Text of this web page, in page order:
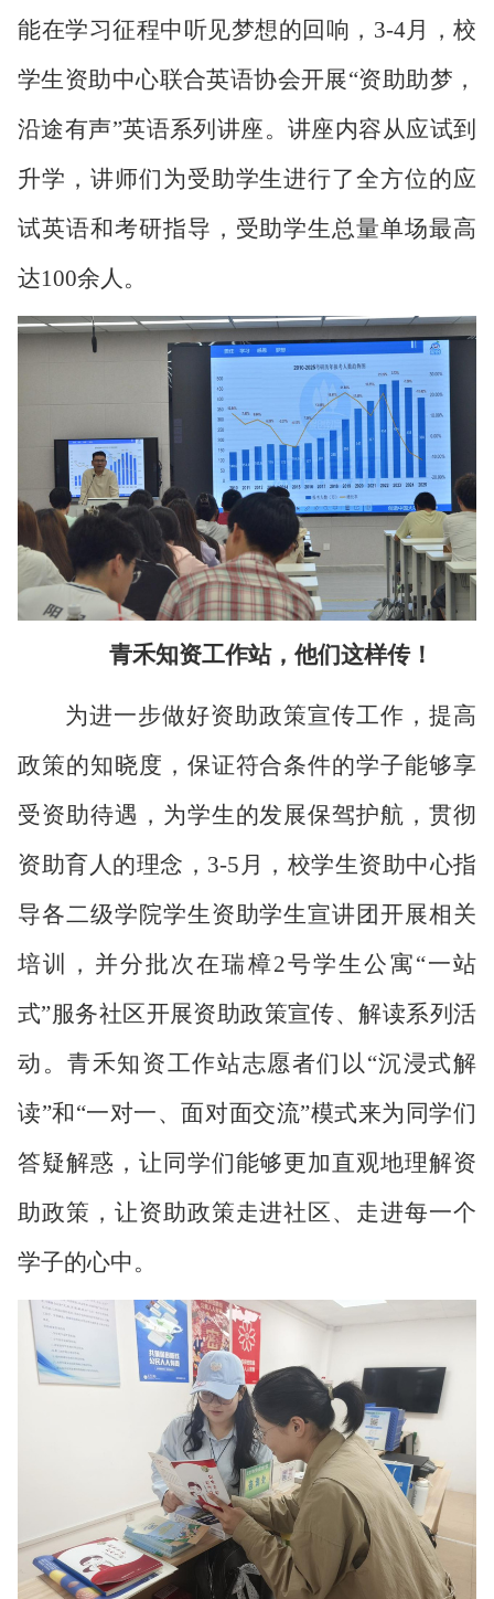
能在学习征程中听见梦想的回响 ， 3-4月，校
学生资助中心联合英语协会开展“资助助梦，
沿途有声”英语系列讲座。讲座内容从应试到
升学，讲师们为受助学生进行了全方位的应
试英语和考研指导，受助学生总量单场最高
达100余人。
青禾知资工作站，他们这样传！
为进一步做好资助政策宣传工作，提高
政策的知晓度，保证符合条件的学子能够享
受资助待遇，为学生的发展保驾护航，贯彻
资助育人的理念， 3-5月，校学生资助中心指
导各二级学院学生资助学生宣讲团开展相关
培训，并分批次在瑞樟2号学生公寓“一站
式”服务社区开展资助政策宣传、解读系列活
动。青禾知资工作站志愿者们以“沉浸式解
读”和“一对一、面对面交流”模式来为同学们
答疑解惑，让同学们能够更加直观地理解资
助政策，让资助政策走进社区、走进每一个
学子的心中。